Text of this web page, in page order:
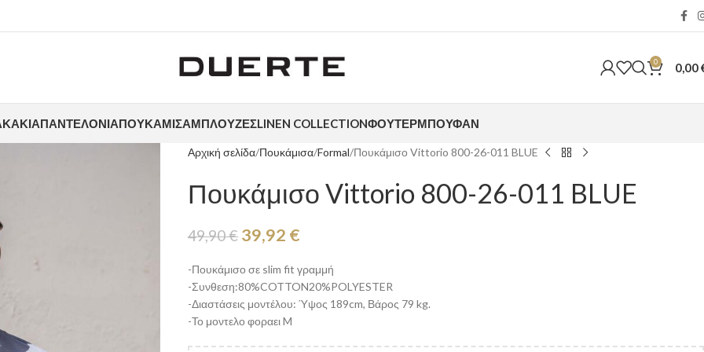
0 0,00
ΠΑΝΤΕΛΌΝΙΑΠΟΥΚΆΜΙΣΑΜΠΛΟΎΖΕΣLINEN COLLECTIONΦΟΎΤΕΡΜΠΟΥΦΆΝ
Αρχική σελίδα Πουκάμισα Formal Πουκάμισο Vittorio 800-26-011 BLUE
Πουκάμισο Vittorio 800-26-011 BLUE
49,90€ 39,92 €
-Πουκάμισο σε slim fit γραμμή
-Συνθεση:80%COTTON20%POLYESTER
-Διαστάσεις μοντέλου: Ύψος 189cm, Βάρος 79 kg.
-Το μοντελο φοραει M